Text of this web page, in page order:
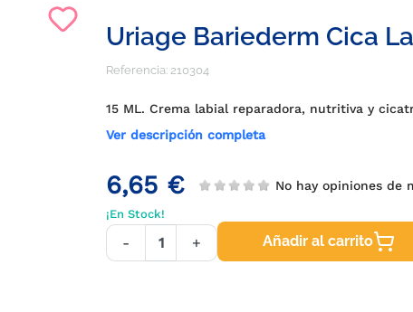
Uriage Bariederm Cica
Referencia: 210304
15 ML. Crema labial reparadora, nutritiva y
Ver descripción completa
6,65 € No hay opiniones de
¡En Stock!
- + Añadir al carrito